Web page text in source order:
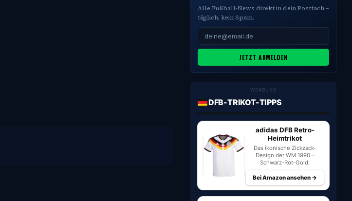
Alle Fußball-News direkt in dein Postfach –
täglich, kein Spam.
JETZT ANMELDEN
WERBUNG
DFB-TRIKOT-TIPPS
adidas DFB Retro-
Heimtrikot
Das ikonische Zickzack-
Design der WM 1990 –
Schwarz-Rot-Gold.
Bei Amazon ansehen →